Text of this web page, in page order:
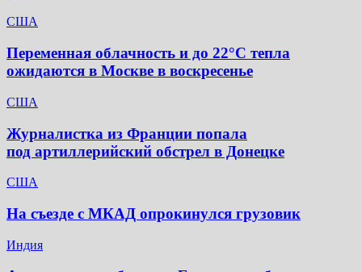
США
Переменная облачность и до 22°C тепла
ожидаются в Москве в воскресенье
США
Журналистка из Франции попала
под артиллерийский обстрел в Донецке
США
На съезде с МКАД опрокинулся грузовик
Индия